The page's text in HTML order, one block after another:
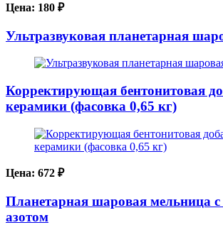
Цена: 180 ₽
Ультразвуковая планетарная
Корректирующая бентонитовая
керамики (фасовка 0,65 кг)
Цена: 672 ₽
Планетарная шаровая мельница
азотом